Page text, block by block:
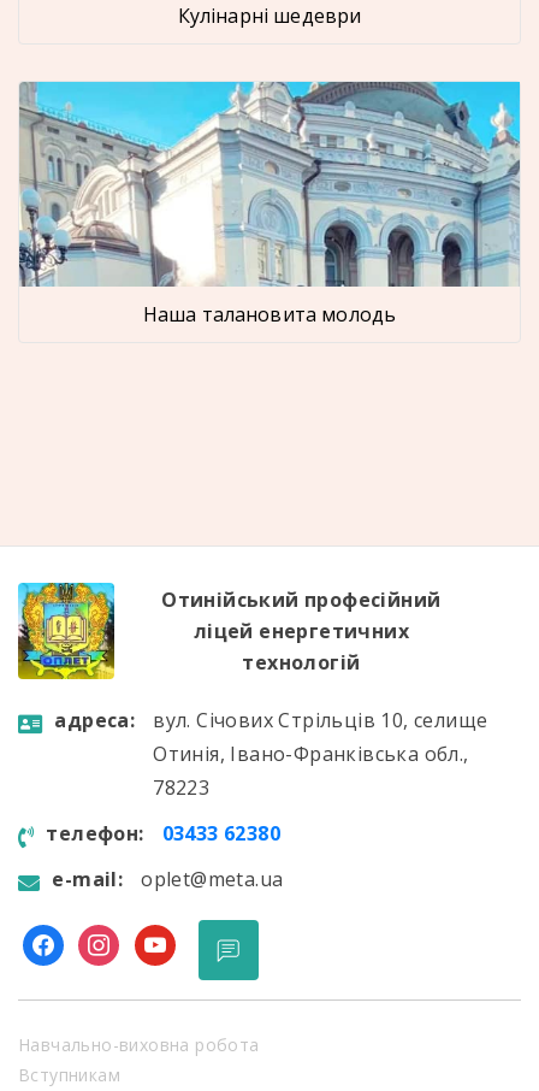
Кулінарні шедеври
Наша талановита молодь
Отинійський професійний
ліцей енергетичних
технологій
aдресa:
вул. Січових Стрільців 10, селище
Отинія, Івано-Франківська обл.,
78223
телефон:
03433 62380
e-mail:
oplet@meta.ua
facebookinstagram
youtube
Навчально-виховна робота
Вступникам